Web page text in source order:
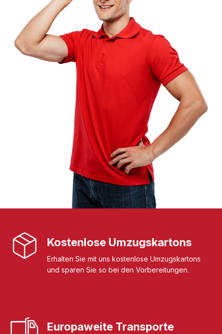
Kostenlose Umzugskartons
Erhalten Sie mit uns kostenlose Umzugskartons
und sparen Sie so bei den Vorbereitungen.
Europaweite Transporte